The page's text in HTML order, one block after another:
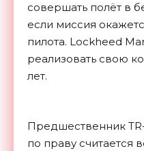
совершать полёт в
если миссия
пилота. Lockheed
реализовать свою
лет.
Предшественник
по праву считается